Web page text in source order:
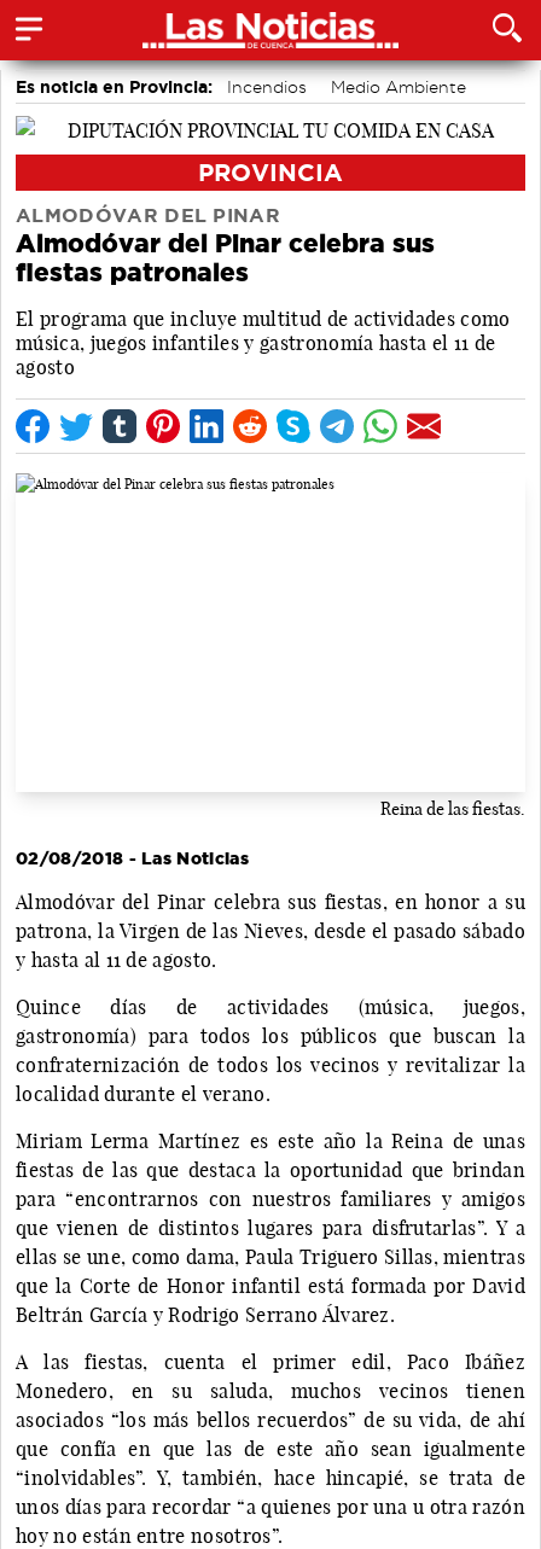
Es noticia en Provincia: Incendios
Medio Ambiente
accidentes laborales
PROVINCIA
ALMODÓVAR DEL PINAR
Almodóvar del Pinar celebra sus
fiestas patronales
El programa que incluye multitud de actividades como
música, juegos infantiles y gastronomía hasta el 11 de
agosto
Reina de las fiestas.
02/08/2018 - Las Noticias
Almodóvar del Pinar celebra sus fiestas, en honor a su
patrona, la Virgen de las Nieves, desde el pasado sábado
y hasta al 11 de agosto.
Quince días de actividades (música, juegos,
gastronomía) para todos los públicos que buscan la
confraternización de todos los vecinos y revitalizar la
localidad durante el verano.
Miriam Lerma Martínez es este año la Reina de unas
fiestas de las que destaca la oportunidad que brindan
para “encontrarnos con nuestros familiares y amigos
que vienen de distintos lugares para disfrutarlas”. Y a
ellas se une, como dama, Paula Triguero Sillas, mientras
que la Corte de Honor infantil está formada por David
Beltrán García y Rodrigo Serrano Álvarez.
A las fiestas, cuenta el primer edil, Paco Ibáñez
Monedero, en su saluda, muchos vecinos tienen
asociados “los más bellos recuerdos” de su vida, de ahí
que confía en que las de este año sean igualmente
“inolvidables”. Y, también, hace hincapié, se trata de
unos días para recordar “a quienes por una u otra razón
hoy no están entre nosotros”.